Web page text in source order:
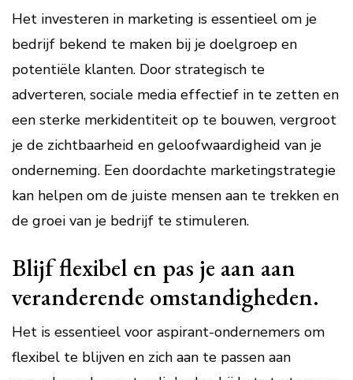
Het investeren in marketing is essentieel om je
bedrijf bekend te maken bij je doelgroep en
potentiële klanten. Door strategisch te
adverteren, sociale media effectief in te zetten en
een sterke merkidentiteit op te bouwen, vergroot
je de zichtbaarheid en geloofwaardigheid van je
onderneming. Een doordachte marketingstrategie
kan helpen om de juiste mensen aan te trekken en
de groei van je bedrijf te stimuleren.
Blijf flexibel en pas je aan aan
veranderende omstandigheden.
Het is essentieel voor aspirant-ondernemers om
flexibel te blijven en zich aan te passen aan